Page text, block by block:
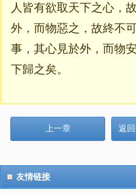
人皆有欲取天下之心，
外，而物惡之，故終不
事，其心見於外，而物
下歸之矣。
上一章 返
友情链接